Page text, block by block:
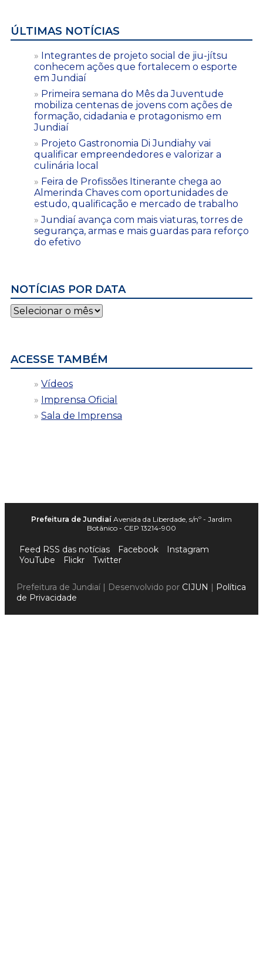
ÚLTIMAS NOTÍCIAS
Integrantes de projeto social de jiu-jítsu
conhecem ações que fortalecem o esporte
em Jundiaí
Primeira semana do Mês da Juventude
mobiliza centenas de jovens com ações de
formação, cidadania e protagonismo em
Jundiaí
Projeto Gastronomia Di Jundiahy vai
qualificar empreendedores e valorizar a
culinária local
Feira de Profissões Itinerante chega ao
Almerinda Chaves com oportunidades de
estudo, qualificação e mercado de trabalho
Jundiaí avança com mais viaturas, torres de
segurança, armas e mais guardas para reforço
do efetivo
NOTÍCIAS POR DATA
Notícias
por
ACESSE TAMBÉM
Vídeos
Imprensa Oficial
Sala de Imprensa
Prefeitura de Jundiaí Avenida da Liberdade, s/nº - Jardim
Botânico - CEP 13214-900
Feed RSS das notícias Facebook
Instagram
YouTube
Flickr Twitter
Prefeitura de Jundiaí | Desenvolvido por CIJUN
Política
de Privacidade